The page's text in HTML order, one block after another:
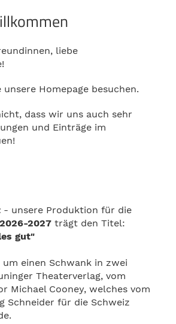
liebe
unsere Homepage besuchen.
dass wir uns auch sehr
und Einträge im
- unsere Produktion für die
2027 trägt den Titel:
gut"
einen Schwank in zwei
Theaterverlag, vom
Michael Cooney, welches vom
Schneider für die Schweiz